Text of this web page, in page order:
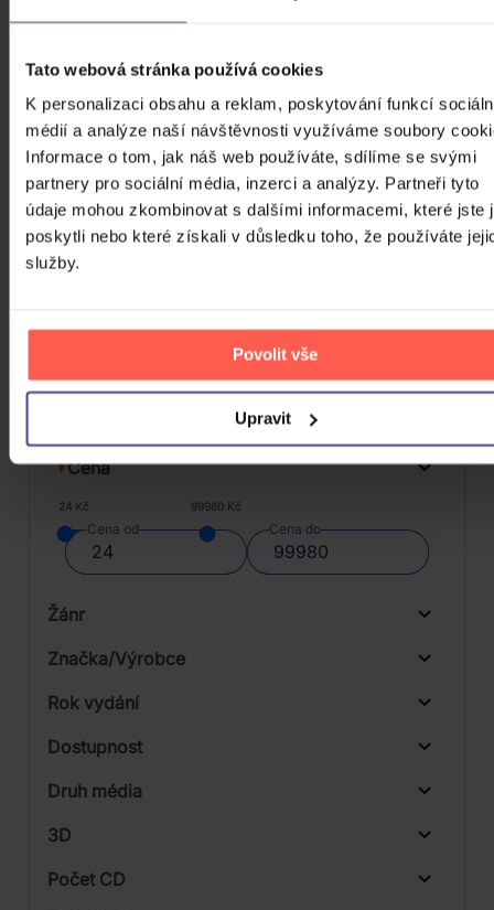
Tato webová stránka používá cookies
K personalizaci obsahu a reklam, poskytování funkcí
médií a analýze naší návštěvnosti využíváme soubory
Informace o tom, jak náš web používáte, sdílíme se svými
partnery pro sociální média, inzerci a analýzy. Partneři tyto
údaje mohou zkombinovat s dalšími informacemi, které jste
poskytli nebo které získali v důsledku toho, že používáte
služby.
Povolit vše
Upravit
Scofield John & Pat Metheny: I Can See
Your House from Here
2Vinyl
Do týdne 1 499 Kč
HLÍDAT DOSTUPNOST
Cena
24 Kč 99980 Kč
Cena od Cena do
Žánr
Značka/Výrobce
Rok vydání
Od
Dostupnost
Druh média
3D
Počet CD